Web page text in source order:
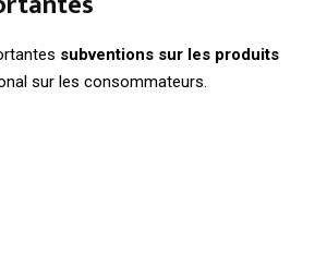
subventions sur les produits
sur les consommateurs.